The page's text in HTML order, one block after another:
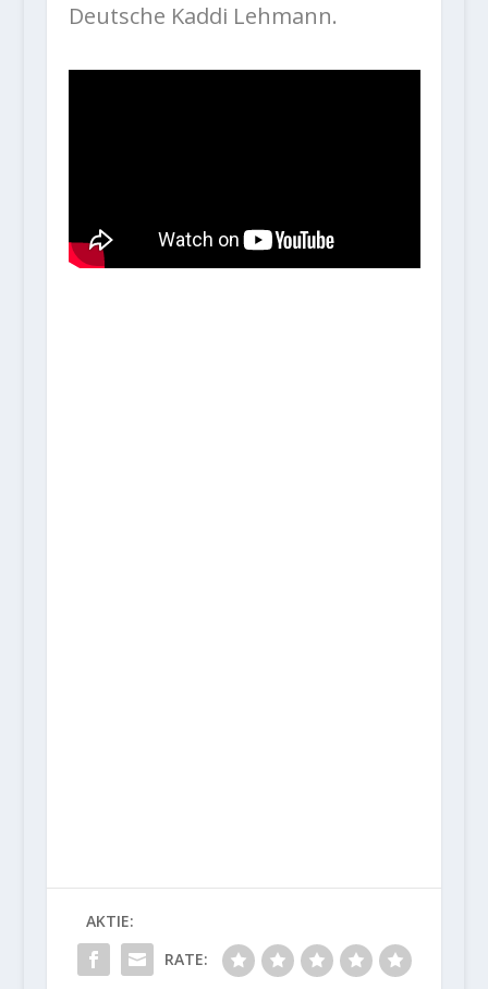
Deutsche Kaddi Lehmann.
AKTIE:
RATE: